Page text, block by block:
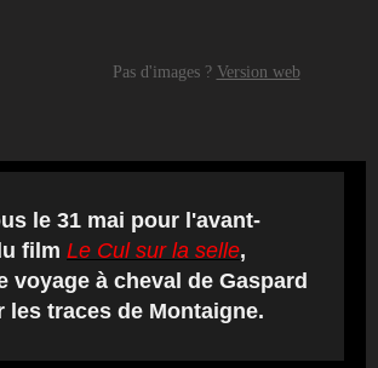
Koenig
d'images ? Version web
le 31 mai pour l'avant-
film Le Cul sur la selle,
voyage à cheval de Gaspard
les traces de Montaigne.